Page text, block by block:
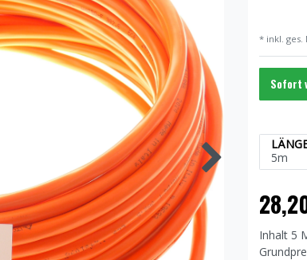
* inkl. ges.
Sofort
Inhalt 5